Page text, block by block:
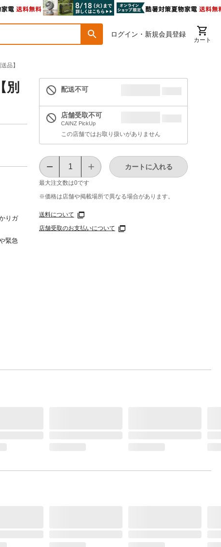
ログイン・新規会員登録
カート
品】
別
配送不可
店舗受取不可
CAINZ PickUp
この店舗ではお取り扱いがありません
最大注文数は0です
カートに入れる
※価格は​店舗や​掲載場所で​異なる​場合が​あります。
送料について
店舗受取のお支払いについて
りガ
緊急